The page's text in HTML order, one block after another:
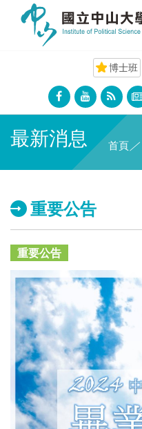
博士班
最新消息 首頁 ／
重要公告
重要公告